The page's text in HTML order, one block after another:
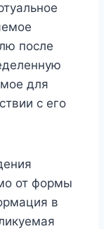
после
для
с его
от формы
в